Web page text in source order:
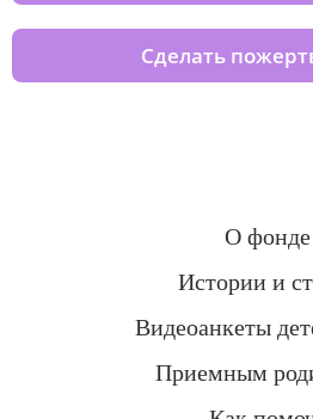
Сделать
О фонде
Истории и
Видеоанкеты
Приемным